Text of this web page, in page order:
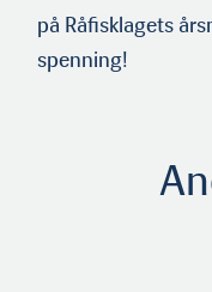
på Råfisklagets
spenning!